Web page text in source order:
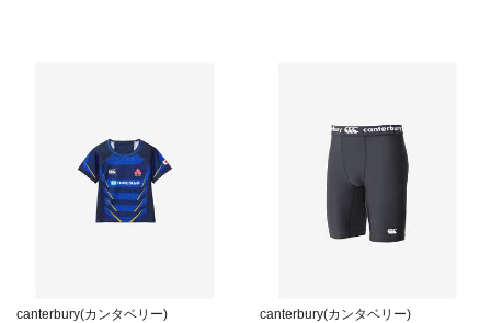
canterbury(カンタベリー)
canterbury(カンタベリー)